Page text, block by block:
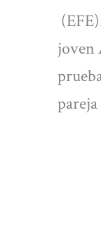
joven
pareja